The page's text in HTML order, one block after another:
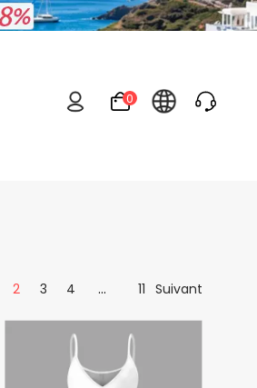
0
2 3 4 ... 11 Suivant